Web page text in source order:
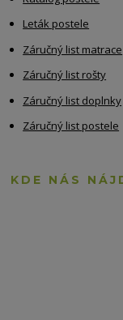
Leták postele
Záručný list matrace
Záručný list rošty
Záručný list doplnky
Záručný list postele
KDE NÁS